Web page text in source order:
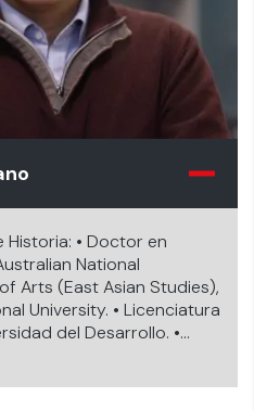
• Doctor en
National
• Licenciatura
del Desarrollo. •